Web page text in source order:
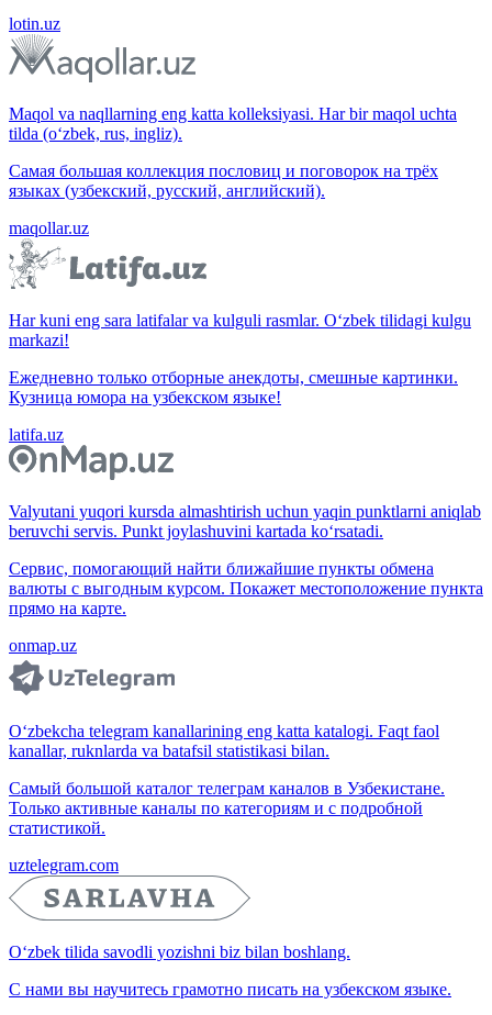
lotin.uz
Maqol va naqllarning eng katta kolleksiyasi. Har bir maqol uchta
tilda (o‘zbek, rus, ingliz).
Самая большая коллекция пословиц и поговорок на трёх
языках (узбекский, русский, английский).
maqollar.uz
Har kuni eng sara latifalar va kulguli rasmlar. O‘zbek tilidagi kulgu
markazi!
Ежедневно только отборные анекдоты, смешные картинки.
Кузница юмора на узбекском языке!
latifa.uz
Valyutani yuqori kursda almashtirish uchun yaqin punktlarni aniqlab
beruvchi servis. Punkt joylashuvini kartada ko‘rsatadi.
Сервис, помогающий найти ближайшие пункты обмена
валюты с выгодным курсом. Покажет местоположение пункта
прямо на карте.
onmap.uz
O‘zbekcha telegram kanallarining eng katta katalogi. Faqt faol
kanallar, ruknlarda va batafsil statistikasi bilan.
Самый большой каталог телеграм каналов в Узбекистане.
Только активные каналы по категориям и с подробной
статистикой.
uztelegram.com
O‘zbek tilida savodli yozishni biz bilan boshlang.
С нами вы научитесь грамотно писать на узбекском языке.